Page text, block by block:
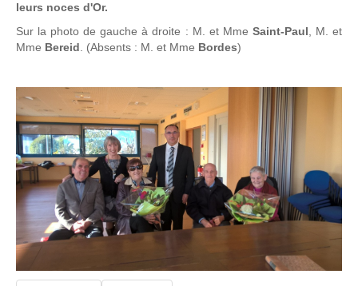
leurs noces d'Or.
Sur la photo de gauche à droite : M. et Mme Saint-Paul , M. et
Mme Bereid . (Absents : M. et Mme Bordes)